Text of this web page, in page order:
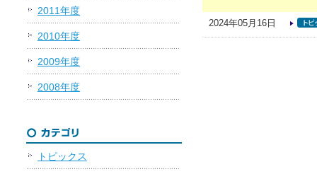
2011年度
2010年度
2009年度
2008年度
トピックス
2024年05月16日